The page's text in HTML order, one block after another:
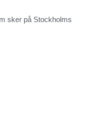
sker på Stockholms